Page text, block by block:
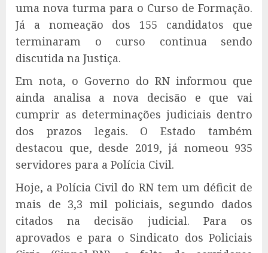
uma nova turma para o Curso de Formação.
Já a nomeação dos 155 candidatos que
terminaram o curso continua sendo
discutida na Justiça.
Em nota, o Governo do RN informou que
ainda analisa a nova decisão e que vai
cumprir as determinações judiciais dentro
dos prazos legais. O Estado também
destacou que, desde 2019, já nomeou 935
servidores para a Polícia Civil.
Hoje, a Polícia Civil do RN tem um déficit de
mais de 3,3 mil policiais, segundo dados
citados na decisão judicial. Para os
aprovados e para o Sindicato dos Policiais